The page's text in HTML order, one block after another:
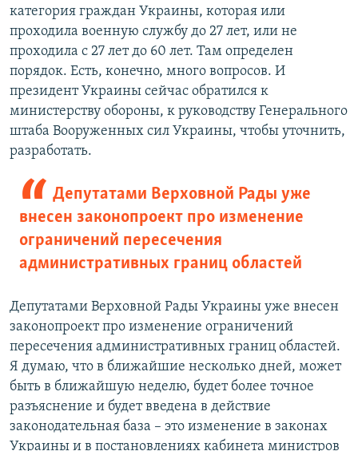
категория граждан Украины, которая или
проходила военную службу до 27 лет, или не
проходила с 27 лет до 60 лет. Там определен
порядок. Есть, конечно, много вопросов. И
президент Украины сейчас обратился к
министерству обороны, к руководству Генерального
штаба Вооруженных сил Украины, чтобы уточнить,
разработать.
Депутатами Верховной Рады уже
внесен законопроект про изменение
ограничений пересечения
административных границ областей
Депутатами Верховной Рады Украины уже внесен
законопроект про изменение ограничений
пересечения административных границ областей.
Я думаю, что в ближайшие несколько дней, может
быть в ближайшую неделю, будет более точное
разъяснение и будет введена в действие
законодательная база – это изменение в законах
Украины и в постановлениях кабинета министров